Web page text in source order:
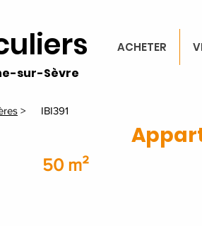
sur-Sèvre
ACHETER
> IBI391
50 m²